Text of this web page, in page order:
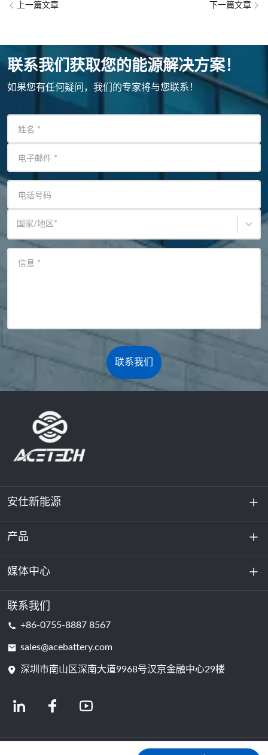
上一篇文章 下一篇文章
联系我们获取您的能源解决方案！
如果您有任何疑问，我们的专家将与您联系！
姓名 *
电子邮件 *
电话号码
国家/地区 *
信息 *
联系我们
安仕新能源
关于我们
可持续发展
产品
储能
数据中心和服务器机房
电芯
媒体中心
新闻与活动
联系我们
+86-0755-8887 8567
sales@acebattery.com
深圳市南山区深南大道9968​​号汉京金融中心29楼